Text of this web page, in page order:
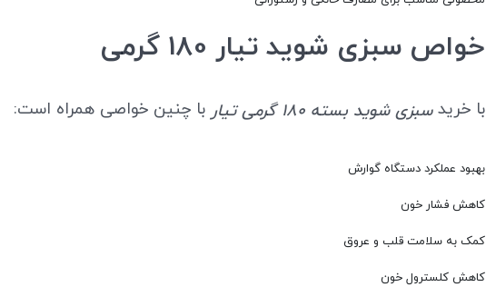
خواص سبزی شوید تیار 180 گرمی
با خریدسبزی شوید بسته 180 گرمی تیار با چنین خواصی همراه است:
بهبود عملکرد دستگاه گوارش
کاهش فشار خون
کمک به سلامت قلب و عروق
کاهش کلسترول خون